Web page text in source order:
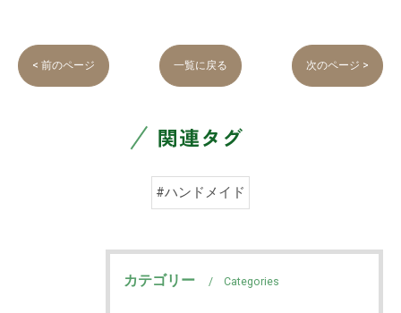
< 前のページ 一覧に戻る 次のページ >
関連タグ
#ハンドメイド
カテゴリー Categories